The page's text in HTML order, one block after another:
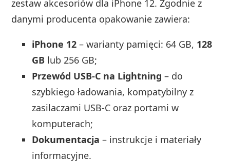
zestaw akcesoriów dla iPhone 12. Zgodnie z
danymi producenta opakowanie zawiera:
iPhone 12 – warianty pamięci: 64 GB, 128
GB lub 256 GB;
Przewód USB‑C na Lightning – do
szybkiego ładowania, kompatybilny z
zasilaczami USB‑C oraz portami w
komputerach;
Dokumentacja – instrukcje i materiały
informacyjne.